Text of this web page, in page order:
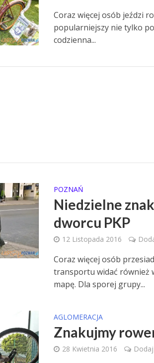
Coraz więcej osób jeździ
popularniejszy nie tylko
codzienna...
POZNAŃ
Niedzielne
dworcu PKP
12 Listopada 2016
Coraz więcej osób
transportu widać również
mapę. Dla sporej grupy...
AGLOMERACJA
Znakujmy
28 Kwietnia 2016